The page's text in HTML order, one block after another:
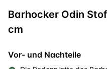
Barhocker Odin
cm
Vor- und Nachteile